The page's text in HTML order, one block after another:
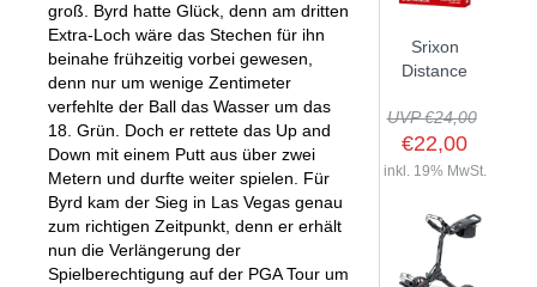
ZUBEHÖR
groß. Byrd hatte Glück, denn am dritten
Extra-Loch wäre das Stechen für ihn
beinahe frühzeitig vorbei gewesen,
denn nur um wenige Zentimeter
verfehlte der Ball das Wasser um das
18. Grün. Doch er rettete das Up and
Down mit einem Putt aus über zwei
Metern und durfte weiter spielen. Für
Byrd kam der Sieg in Las Vegas genau
zum richtigen Zeitpunkt, denn er erhält
nun die Verlängerung der
Spielberechtigung auf der PGA Tour um
Srixon
Distance
UVP €24,00
€22,00
inkl. 19% MwSt.